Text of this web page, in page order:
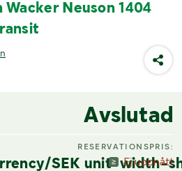
Neuson 1404
Avslutad
SEK unit-width-
RESERVATIONSPRIS:
Ej uppnått